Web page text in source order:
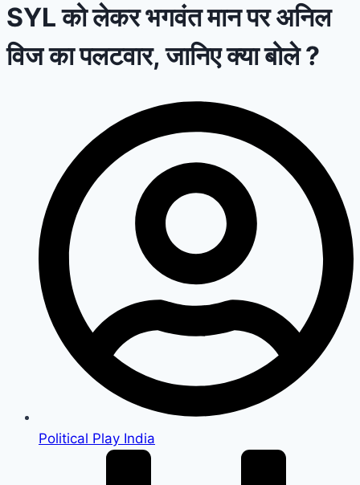
SYL को लेकर भगवंत मान पर अनिल
विज का पलटवार, जानिए क्या बोले ?
Political Play India